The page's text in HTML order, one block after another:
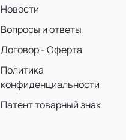
Новости
Вопросы и ответы
Договор - Оферта
Политика
конфиденциальности
Патент товарный знак